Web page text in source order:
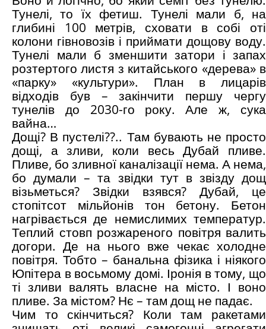
Тунелі, то їх фетиш. Тунелі мали б, на
глибині 100 метрів, сховати в собі оті
колони гівновозів і приймати дощову воду.
Тунелі мали б зменшити затори і запах
розтертого листя з китайського «дерева» в
«парку» «культури». План в лицарів
відходів був – закінчити першу чергу
тунелів до 2030-го року. Але ж, сука
вайна…
Дощі? В пустелі??.. Там бувають не просто
дощі, а зливи, коли весь Дубай пливе.
Пливе, бо зливної каналізації нема. А нема,
бо думали – та звідки тут в звізду дощ
візьметься? Звідки взявся? Дубай, це
стопітсот мільйонів тон бетону. Бетон
нагрівається де немислимих температур.
Теплий стовп розжареного повітря валить
догори. Де на нього вже чекає холодне
повітря. Тобто – банальна фізика і ніякого
Юпітера в восьмому домі. Іронія в тому, що
ті зливи валять власне на місто. І воно
пливе. За містом? Нє – там дощ не падає.
Чим то скінчиться? Коли там ракетами